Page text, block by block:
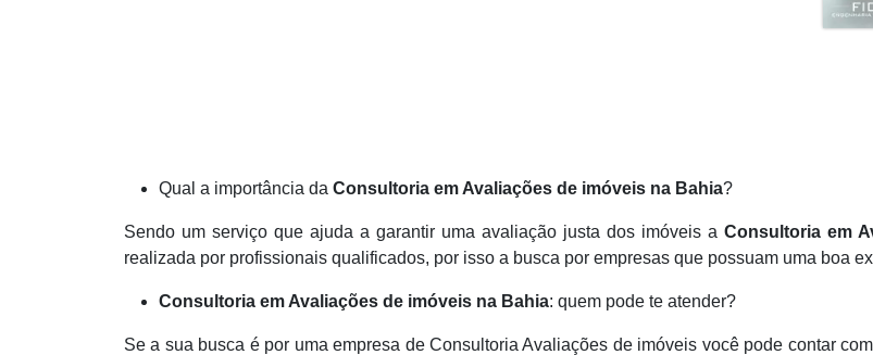
Qual a importância da Consultoria em Avaliações de imóveis na Bahia?
Sendo um serviço que ajuda a garantir uma avaliação justa dos imóveis a Consultoria em
realizada por profissionais qualificados, por isso a busca por empresas que possuam uma boa
Consultoria em Avaliações de imóveis na Bahia: quem pode te atender?
Se a sua busca é por uma empresa de Consultoria Avaliações de imóveis você pode contar